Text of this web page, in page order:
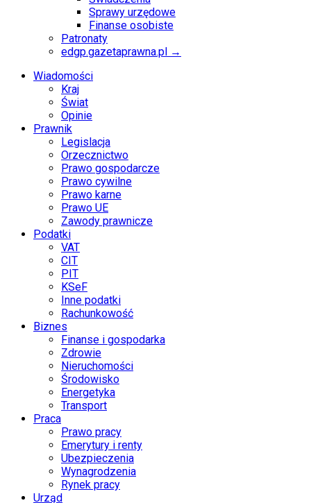
Sprawy urzędowe
Finanse osobiste
Patronaty
edgp.gazetaprawna.pl →
Wiadomości
Kraj
Świat
Opinie
Prawnik
Legislacja
Orzecznictwo
Prawo gospodarcze
Prawo cywilne
Prawo karne
Prawo UE
Zawody prawnicze
Podatki
VAT
CIT
PIT
KSeF
Inne podatki
Rachunkowość
Biznes
Finanse i gospodarka
Zdrowie
Nieruchomości
Środowisko
Energetyka
Transport
Praca
Prawo pracy
Emerytury i renty
Ubezpieczenia
Wynagrodzenia
Rynek pracy
Urząd